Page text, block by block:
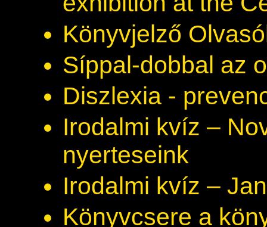
Könyvjelző
Síppal-dobbal az
Diszlexia -
Irodalmi kvíz –
nyerteseink
Irodalmi kvíz –
Könyvcsere a